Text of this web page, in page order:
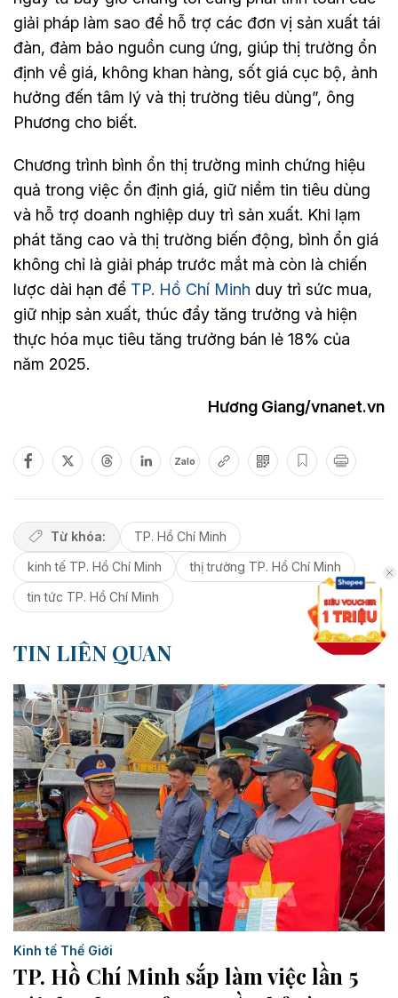
giải pháp làm sao để hỗ trợ các đơn vị sản xuất tái
đàn, đảm bảo nguồn cung ứng, giúp thị trường ổn
định về giá, không khan hàng, sốt giá cục bộ, ảnh
hưởng đến tâm lý và thị trường tiêu dùng”, ông
Phương cho biết.
Chương trình bình ổn thị trường minh chứng hiệu
quả trong việc ổn định giá, giữ niềm tin tiêu dùng
và hỗ trợ doanh nghiệp duy trì sản xuất. Khi lạm
phát tăng cao và thị trường biến động, bình ổn giá
không chỉ là giải pháp trước mắt mà còn là chiến
lược dài hạn để TP. Hồ Chí Minh duy trì sức mua,
giữ nhịp sản xuất, thúc đẩy tăng trưởng và hiện
thực hóa mục tiêu tăng trưởng bán lẻ 18% của
năm 2025.
Hương Giang/vnanet.vn
Zalo
Từ khóa:
TP. Hồ Chí Minh
kinh tế TP. Hồ Chí Minh
thị trường TP. Hồ Chí Minh
tin tức TP. Hồ Chí Minh
TIN LIÊN QUAN
Kinh tế Thế Giới
TP. Hồ Chí Minh sắp làm việc lần 5